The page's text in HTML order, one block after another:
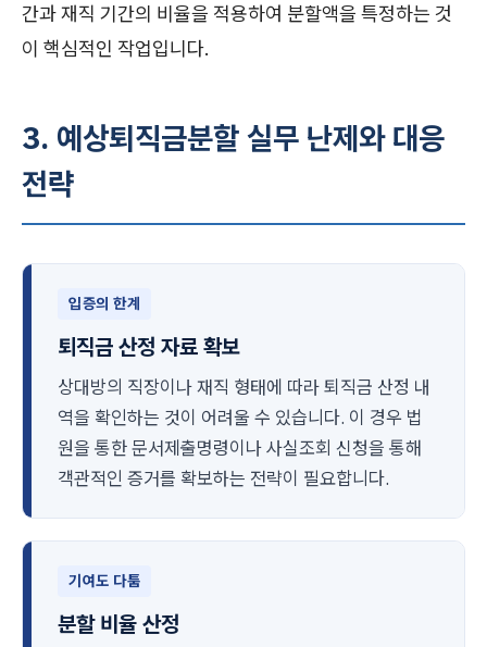
간과 재직 기간의 비율을 적용하여 분할액을 특정하는 것
이 핵심적인 작업입니다.
3. 예상퇴직금분할 실무 난제와 대응
전략
입증의 한계
퇴직금 산정 자료 확보
상대방의 직장이나 재직 형태에 따라 퇴직금 산정 내
역을 확인하는 것이 어려울 수 있습니다. 이 경우 법
원을 통한 문서제출명령이나 사실조회 신청을 통해
객관적인 증거를 확보하는 전략이 필요합니다.
기여도 다툼
분할 비율 산정